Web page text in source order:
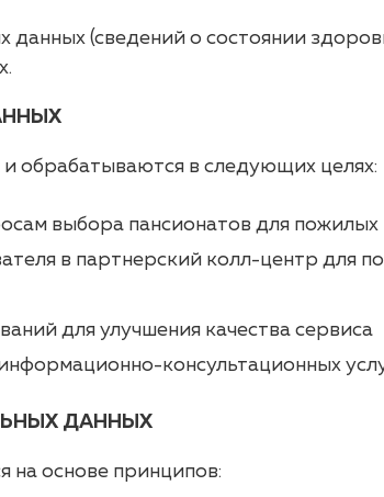
(сведений о состоянии
обрабатываются в следующих целях:
выбора пансионатов для пожилых
в партнерский колл-центр для
для улучшения качества сервиса
консультационных
ДАННЫХ
на основе принципов: